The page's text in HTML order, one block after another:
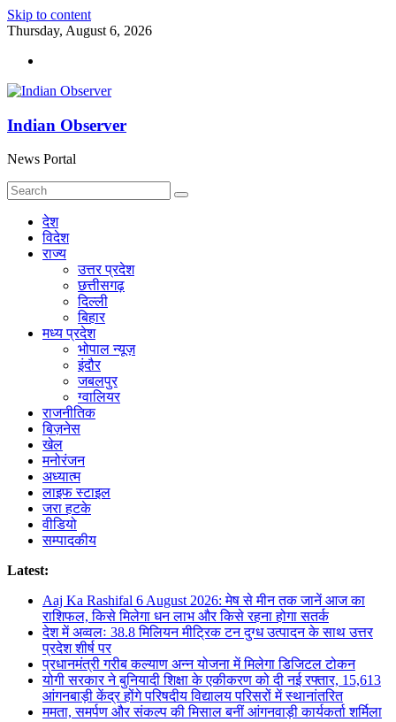
Skip to content
Thursday, August 6, 2026
Indian Observer
News Portal
देश
विदेश
राज्य
उत्तर प्रदेश
छत्तीसगढ़
दिल्ली
बिहार
मध्य प्रदेश
भोपाल न्यूज़
इंदौर
जबलपुर
ग्वालियर
राजनीतिक
बिज़नेस
खेल
मनोरंजन
अध्यात्म
लाइफ स्टाइल
जरा हटके
वीडियो
सम्पादकीय
Latest:
Aaj Ka Rashifal 6 August 2026: मेष से मीन तक जानें आज का
राशिफल, किसे मिलेगा धन लाभ और किसे रहना होगा सतर्क
देश में अव्वलः 38.8 मिलियन मीट्रिक टन दुग्ध उत्पादन के साथ उत्तर
प्रदेश शीर्ष पर
प्रधानमंत्री गरीब कल्याण अन्न योजना में मिलेगा डिजिटल टोकन
योगी सरकार ने बुनियादी शिक्षा के एकीकरण को दी नई रफ्तार, 15,613
आंगनबाड़ी केंद्र होंगे परिषदीय विद्यालय परिसरों में स्थानांतरित
ममता, समर्पण और संकल्प की मिसाल बनीं आंगनवाड़ी कार्यकर्ता शर्मिला